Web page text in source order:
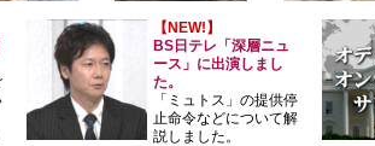
【NEW!】
BS日テレ「深層ニュ
ース」に出演しまし
た。
「ミュトス」の提供停
止命令などについて解
説しました。